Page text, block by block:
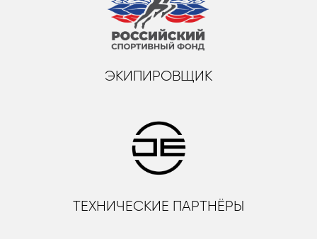
ЭКИПИРОВЩИК
ТЕХНИЧЕСКИЕ ПАРТНЁРЫ